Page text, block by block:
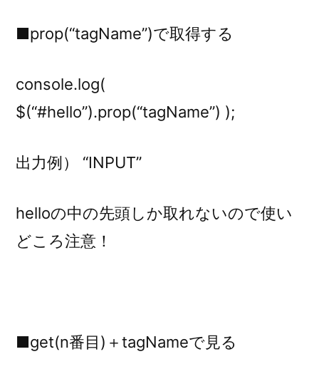
■prop(“tagName”)で取得する
console.log(
$(“#hello”).prop(“tagName”) );
出力例） “INPUT”
helloの中の先頭しか取れないので使い
どころ注意！
■get(n番目)＋tagNameで見る